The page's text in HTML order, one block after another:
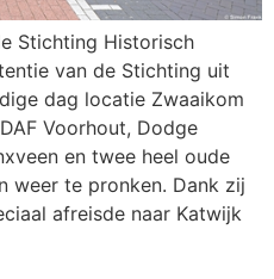
Stichting Historisch
van de Stichting uit
dag locatie Zwaaikom
Voorhout, Dodge
en twee heel oude
weer te pronken. Dank zij
afreisde naar Katwijk